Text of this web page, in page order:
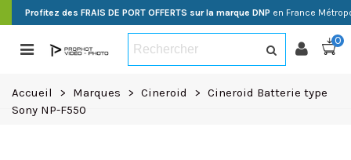
Profitez des FRAIS DE PORT OFFERTS sur la marque DNP en France
0
Accueil > Marques > Cineroid > Cineroid Batterie type
Sony NP-F550